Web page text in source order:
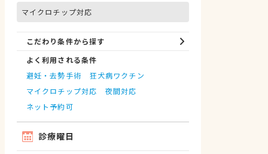
マイクロチップ対応
こだわり条件から探す
よく利用される条件
避妊・去勢手術
狂犬病ワクチン
マイクロチップ対応
夜間対応
ネット予約可
診療曜日